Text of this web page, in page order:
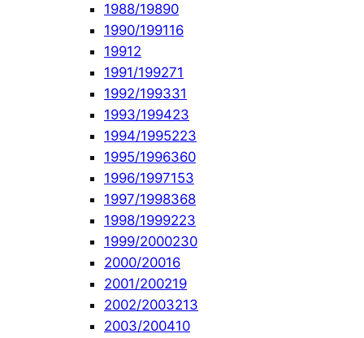
1988/19890
1990/199116
19912
1991/199271
1992/199331
1993/199423
1994/1995223
1995/1996360
1996/1997153
1997/1998368
1998/1999223
1999/2000230
2000/20016
2001/200219
2002/2003213
2003/200410